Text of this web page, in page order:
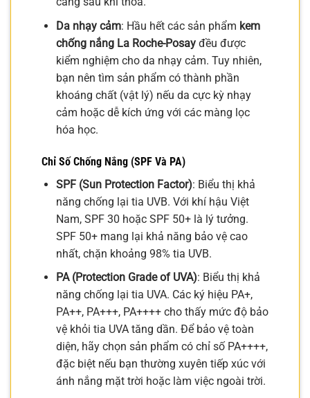
Da nhạy cảm: Hầu hết các sản phẩm kem
chống nắng La Roche-Posayđều được
kiểm nghiệm cho da nhạy cảm. Tuy nhiên,
bạn nên tìm sản phẩm có thành phần
khoáng chất (vật lý) nếu da cực kỳ nhạy
cảm hoặc dễ kích ứng với các màng lọc
hóa học.
Chỉ Số Chống Nắng (SPF Và PA)
SPF (Sun Protection Factor): Biểu thị khả
năng chống lại tia UVB. Với khí hậu Việt
Nam, SPF 30 hoặc SPF 50+ là lý tưởng.
SPF 50+ mang lại khả năng bảo vệ cao
nhất, chặn khoảng 98% tia UVB.
PA (Protection Grade of UVA): Biểu thị khả
năng chống lại tia UVA. Các ký hiệu PA+,
PA++, PA+++, PA++++ cho thấy mức độ bảo
vệ khỏi tia UVA tăng dần. Để bảo vệ toàn
diện, hãy chọn sản phẩm có chỉ số PA++++,
đặc biệt nếu bạn thường xuyên tiếp xúc với
ánh nắng mặt trời hoặc làm việc ngoài trời.